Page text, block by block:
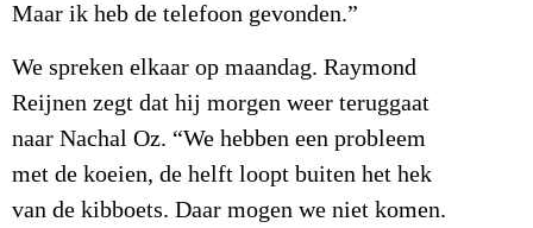
Maar ik heb de telefoon gevonden.”
We spreken elkaar op maandag. Raymond
Reijnen zegt dat hij morgen weer teruggaat
naar Nachal Oz. “We hebben een probleem
met de koeien, de helft loopt buiten het hek
van de kibboets. Daar mogen we niet komen.